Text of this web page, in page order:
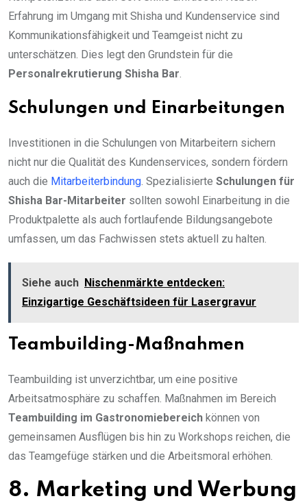
Erfahrung im Umgang mit Shisha und Kundenservice sind
Kommunikationsfähigkeit und Teamgeist nicht zu
unterschätzen. Dies legt den Grundstein für die
Personalrekrutierung Shisha Bar.
Schulungen und Einarbeitungen
Investitionen in die Schulungen von Mitarbeitern sichern
nicht nur die Qualität des Kundenservices, sondern fördern
auch die Mitarbeiterbindung. Spezialisierte Schulungen für
Shisha Bar-Mitarbeiter sollten sowohl Einarbeitung in die
Produktpalette als auch fortlaufende Bildungsangebote
umfassen, um das Fachwissen stets aktuell zu halten.
Siehe auch Nischenmärkte entdecken:
Einzigartige Geschäftsideen für Lasergravur
Teambuilding-Maßnahmen
Teambuilding ist unverzichtbar, um eine positive
Arbeitsatmosphäre zu schaffen. Maßnahmen im Bereich
Teambuilding im Gastronomiebereich können von
gemeinsamen Ausflügen bis hin zu Workshops reichen, die
das Teamgefüge stärken und die Arbeitsmoral erhöhen.
8. Marketing und Werbung